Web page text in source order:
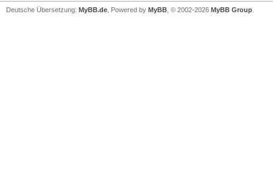
Deutsche Übersetzung: MyBB.de , Powered by MyBB , © 2002-2026 MyBB Group